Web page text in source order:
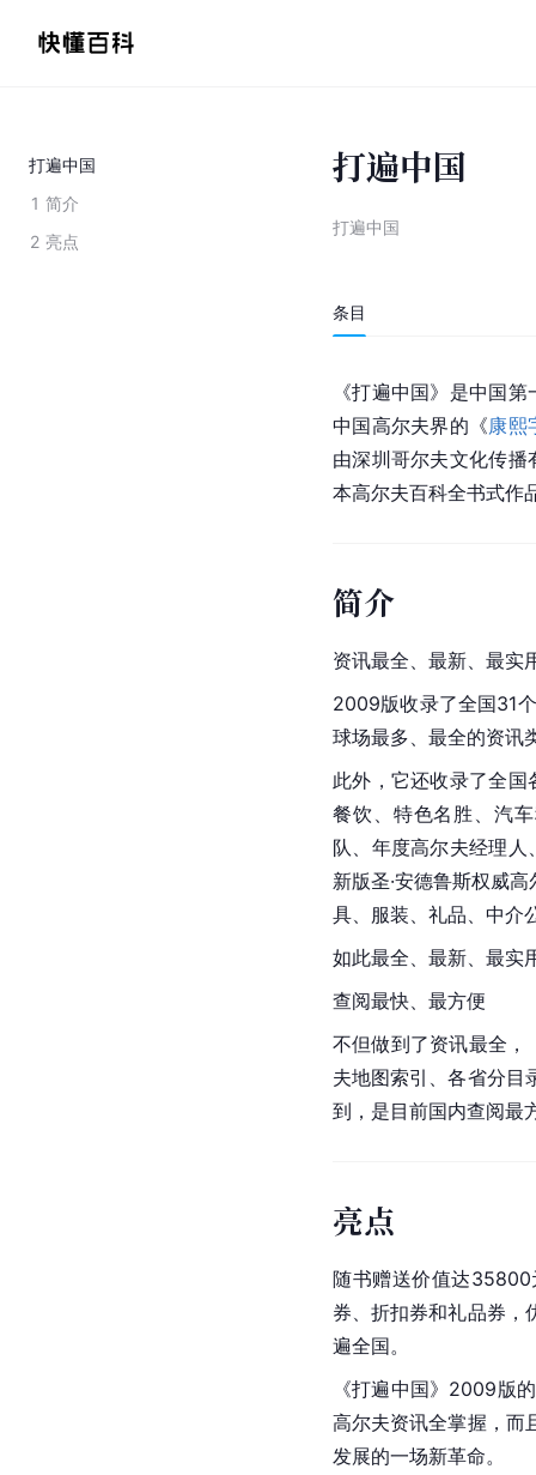
打遍中国
1 简介
2 亮点
打遍中国
打遍中国
条目
《打遍中国》是中国
中国高尔夫界的《康熙
由深圳哥尔夫文化传播
本高尔夫百科全书式作
简介
资讯最全、最新、最实
2009版收录了全国31
球场最多、最全的资讯
此外，它还收录了全
餐饮、特色名胜、汽
队、年度高尔夫经理
新版圣·安德鲁斯权威
具、服装、礼品、中介
如此最全、最新、最实
查阅最快、最方便
不但做到了资讯最全
夫地图索引、各省分目
到，是目前国内查阅最
亮点
随书赠送价值达
券、折扣券和礼品券，
遍全国。
《打遍中国》2009版
高尔夫资讯全掌握，而
发展的一场新革命。